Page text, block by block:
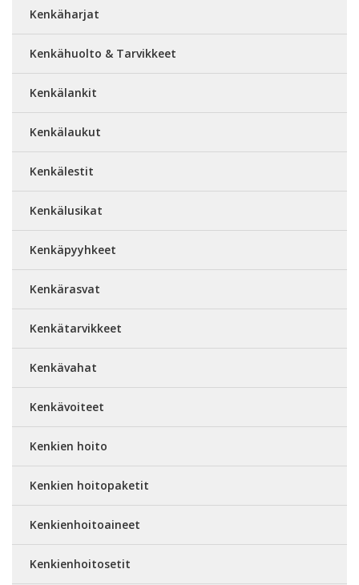
Kenkäharjat
Kenkähuolto & Tarvikkeet
Kenkälankit
Kenkälaukut
Kenkälestit
Kenkälusikat
Kenkäpyyhkeet
Kenkärasvat
Kenkätarvikkeet
Kenkävahat
Kenkävoiteet
Kenkien hoito
Kenkien hoitopaketit
Kenkienhoitoaineet
Kenkienhoitosetit